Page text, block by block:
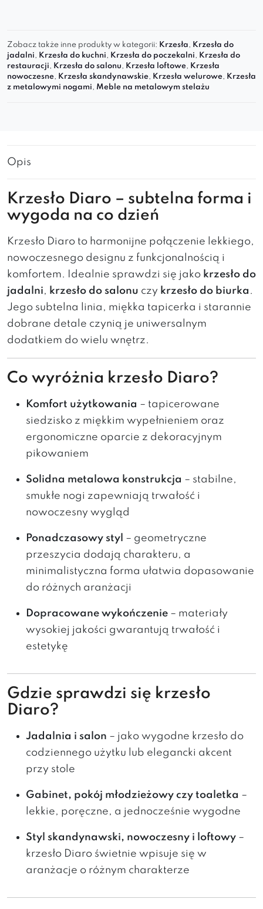
Zobacz także inne produkty w kategorii: Krzesła, Krzesła do
jadalni, Krzesła do kuchni, Krzesła do poczekalni, Krzesła do
restauracji, Krzesła do salonu, Krzesła loftowe, Krzesła
nowoczesne, Krzesła skandynawskie, Krzesła welurowe, Krzesła
z metalowymi nogami, Meble na metalowym stelażu
Opis
Krzesło Diaro – subtelna forma i
wygoda na co dzień
Krzesło Diaro to harmonijne połączenie lekkiego,
nowoczesnego designu z funkcjonalnością i
komfortem. Idealnie sprawdzi się jako krzesło do
jadalni, krzesło do salonu czy krzesło do biurka .
Jego subtelna linia, miękka tapicerka i starannie
dobrane detale czynią je uniwersalnym
dodatkiem do wielu wnętrz.
Co wyróżnia krzesło Diaro?
Komfort użytkowania – tapicerowane
siedzisko z miękkim wypełnieniem oraz
ergonomiczne oparcie z dekoracyjnym
pikowaniem
Solidna metalowa konstrukcja – stabilne,
smukłe nogi zapewniają trwałość i
nowoczesny wygląd
Ponadczasowy styl – geometryczne
przeszycia dodają charakteru, a
minimalistyczna forma ułatwia dopasowanie
do różnych aranżacji
Dopracowane wykończenie – materiały
wysokiej jakości gwarantują trwałość i
estetykę
Gdzie sprawdzi się krzesło
Diaro?
Jadalnia i salon – jako wygodne krzesło do
codziennego użytku lub elegancki akcent
przy stole
Gabinet, pokój młodzieżowy czy toaletka –
lekkie, poręczne, a jednocześnie wygodne
Styl skandynawski, nowoczesny i loftowy –
krzesło Diaro świetnie wpisuje się w
aranżacje o różnym charakterze